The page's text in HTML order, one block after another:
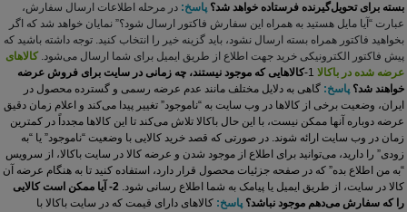
بسته برای تحویل‌گیرنده فرستاده خواهد شد؟ پاسخ: در مرحله اطلاعات ارسال سفارش،
عبارت “آیا مایل هستید به همراه این سفارش فاکتور ارسال شود؟” نمایان خواهد شد که اگر
‏بخواهید فاکتور همراه بسته ارسال نشود، باید گزینه خیر را انتخاب کنید. توجه داشته باشید که
پیش فاکتور الکترونیکی خرید جهت اطلاع از طریق ایمیل برای شما ارسال می‌‏شود.کالاهای
عرضه شده در باکالا 1- کالاهایی که موجود نیستند، چه زمانی در سایت برای فروش عرضه
خواهند شد؟ پاسخ: گاهی به دلایل مختلف مانند عدم عرضه رسمی و گسترده محصول در
ایران، وضعیت برخی از کالاها در وب سایت به “ناموجود” تغییر پیدا می‏‌کند و اعلام زمان دقیق
عرضه دوباره آنها ممکن نیست، با این حال باکالا تلاش می‏‌کند تا این کالاها مجدداً در کمترین
زمان در وب سایت ارائه شوند. در صورتی که قصد خرید کالایی با وضعیت “ناموجود” یا “به
زودی” را دارید، می‏‌توانید برای اطلاع از موجود شدن و عرضه کالا در سایت باکالا، از سرویس
“به من اطلاع بده” که در صفحه جزئیات محصول قرار دارد، استفاده کنید تا به هنگام عرضه آن
کالا در سایت، از طریق ایمیل یا پیامک به شما اطلاع رسانی شود.
2- آیا ممکن است کالایی
را که سفارش می‏‌دهم موجود نباشد؟ پاسخ: کالاهای دارای قیمت که در سایت باکالا با